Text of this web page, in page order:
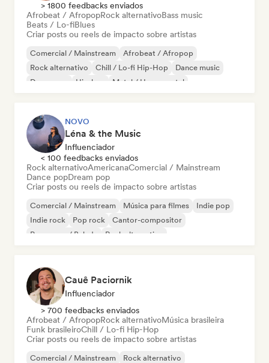
> 1800 feedbacks enviados
Afrobeat / AfropopRock alternativoBass music
Beats / Lo-fiBlues
Criar posts ou reels de impacto sobre artistas
Comercial / Mainstream
Afrobeat / Afropop
Rock alternativo
Chill / Lo-fi Hip-Hop
Dance music
Dance pop
Hip-hop Metal / Heavy metal
NOVO
Léna & the Music
Influenciador
< 100 feedbacks enviados
Rock alternativoAmericanaComercial / Mainstream
Dance popDream pop
Criar posts ou reels de impacto sobre artistas
Comercial / Mainstream Música para filmes
Indie pop
Indie rock
Pop rock
Cantor-compositor
Pop suave / Balada
Rock alternativo
Cauê Paciornik
Influenciador
> 700 feedbacks enviados
Afrobeat / AfropopRock alternativoMúsica brasileira
Funk brasileiroChill / Lo-fi Hip-Hop
Criar posts ou reels de impacto sobre artistas
Comercial / Mainstream
Rock alternativo